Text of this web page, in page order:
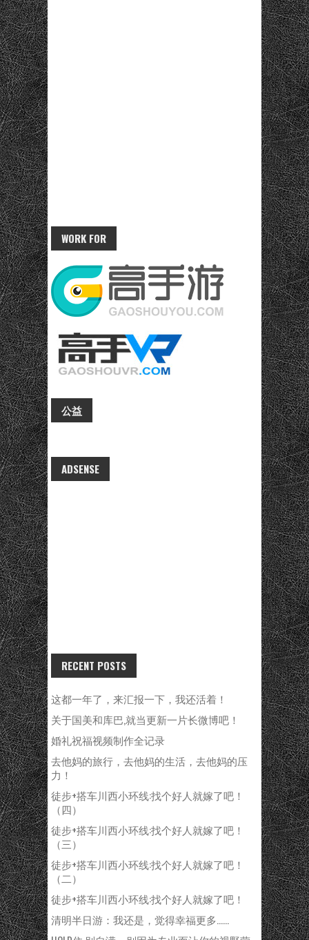
WORK FOR
公益
ADSENSE
RECENT POSTS
这都一年了，来汇报一下，我还活着！
关于国美和库巴,就当更新一片长微博吧！
婚礼祝福视频制作全记录
去他妈的旅行，去他妈的生活，去他妈的压
力！
徒步+搭车川西小环线:找个好人就嫁了吧！
（四）
徒步+搭车川西小环线:找个好人就嫁了吧！
（三）
徒步+搭车川西小环线:找个好人就嫁了吧！
（二）
徒步+搭车川西小环线:找个好人就嫁了吧！
清明半日游：我还是，觉得幸福更多……